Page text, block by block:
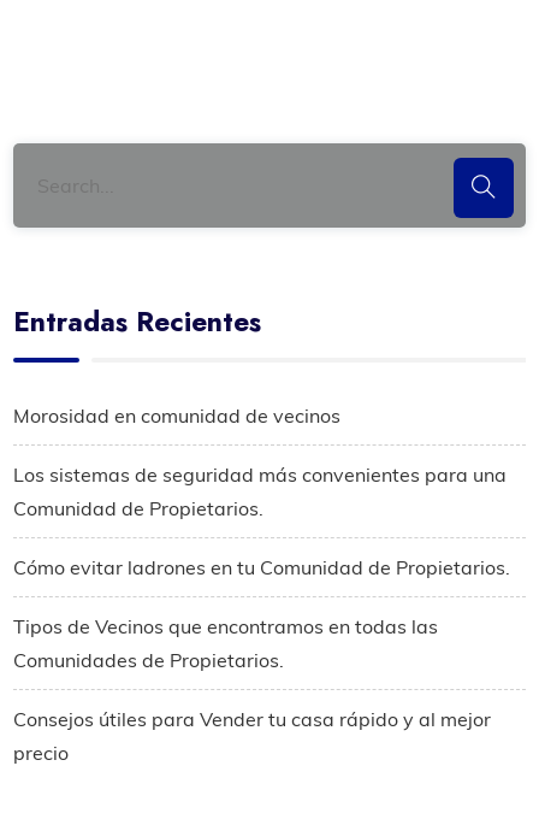
Entradas Recientes
Morosidad en comunidad de vecinos
Los sistemas de seguridad más convenientes para una
Comunidad de Propietarios.
Cómo evitar ladrones en tu Comunidad de Propietarios.
Tipos de Vecinos que encontramos en todas las
Comunidades de Propietarios.
Consejos útiles para Vender tu casa rápido y al mejor
precio